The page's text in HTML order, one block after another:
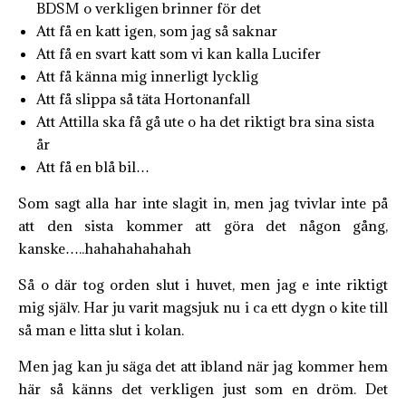
BDSM o verkligen brinner för det
Att få en katt igen, som jag så saknar
Att få en svart katt som vi kan kalla Lucifer
Att få känna mig innerligt lycklig
Att få slippa så täta Hortonanfall
Att Attilla ska få gå ute o ha det riktigt bra sina sista
år
Att få en blå bil…
Som sagt alla har inte slagit in, men jag tvivlar inte på
att den sista kommer att göra det någon gång,
kanske…..hahahahahahah
Så o där tog orden slut i huvet, men jag e inte riktigt
mig själv. Har ju varit magsjuk nu i ca ett dygn o kite till
så man e litta slut i kolan.
Men jag kan ju säga det att ibland när jag kommer hem
här så känns det verkligen just som en dröm. Det